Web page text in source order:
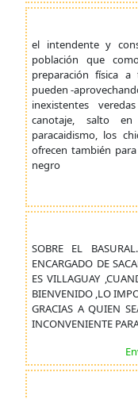
el intendente y
población que
preparación física
pueden -
inexistentes
canotaje, salto
paracaidismo, los
ofrecen también
negro
SOBRE EL
ENCARGADO DE
ES VILLAGUAY
BIENVENIDO ,LO
GRACIAS A QUIEN
INCONVENIENTE